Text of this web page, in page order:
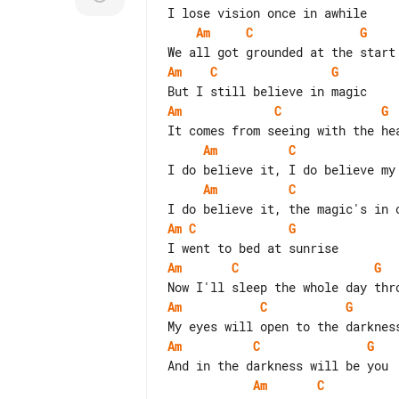
Am
C
G
Am
C
G
Am
C
G
Am
C
Am
C
Am C
G
Am
C
G
Am
C
G
Am
C
G
Am
C